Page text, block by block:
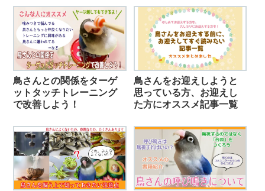
鳥さんとの関係をターゲ
ットタッチトレーニング
で改善しよう！
鳥さんをお迎えしようと
思っている方、お迎えし
た方にオススメ記事一覧